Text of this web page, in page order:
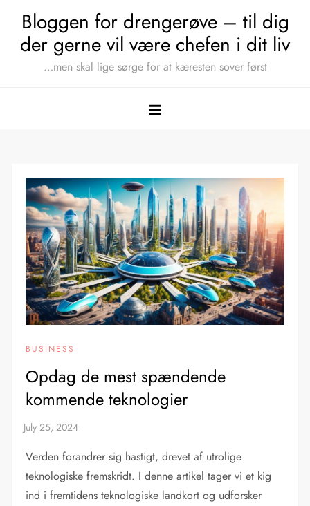
content
Bloggen for drengerøve – til dig
der gerne vil være chefen i dit liv
…men skal lige sørge for at kæresten sover først
BUSINESS
Opdag de mest spændende
kommende teknologier
Verden forandrer sig hastigt, drevet af utrolige
teknologiske fremskridt. I denne artikel tager vi et kig
ind i fremtidens teknologiske landkort og udforsker